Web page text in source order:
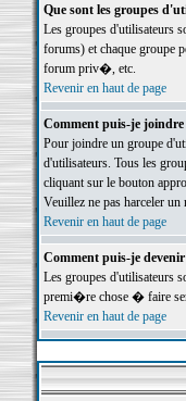
Que sont les groupes
Les groupes d'utilisateurs
forums) et chaque
forum priv�, etc.
Revenir en haut de page
Comment puis-je
Pour joindre un groupe
d'utilisateurs. Tous les
cliquant sur le bouton
Veuillez ne pas harceler
Revenir en haut de page
Comment puis-je
Les groupes
premi�re chose � faire
Revenir en haut de page